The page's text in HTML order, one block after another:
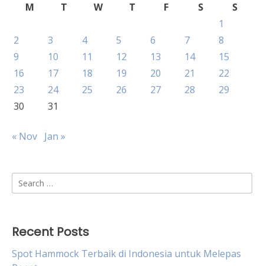
M
T W T F S
S
1
2
3 4 5 6 7
8
9
10 11 12 13 14
15
16
17 18 19 20 21
22
23
24 25 26 27 28
29
30
31
« Nov Jan »
Search
for:
Recent Posts
Spot Hammock Terbaik di Indonesia untuk Melepas